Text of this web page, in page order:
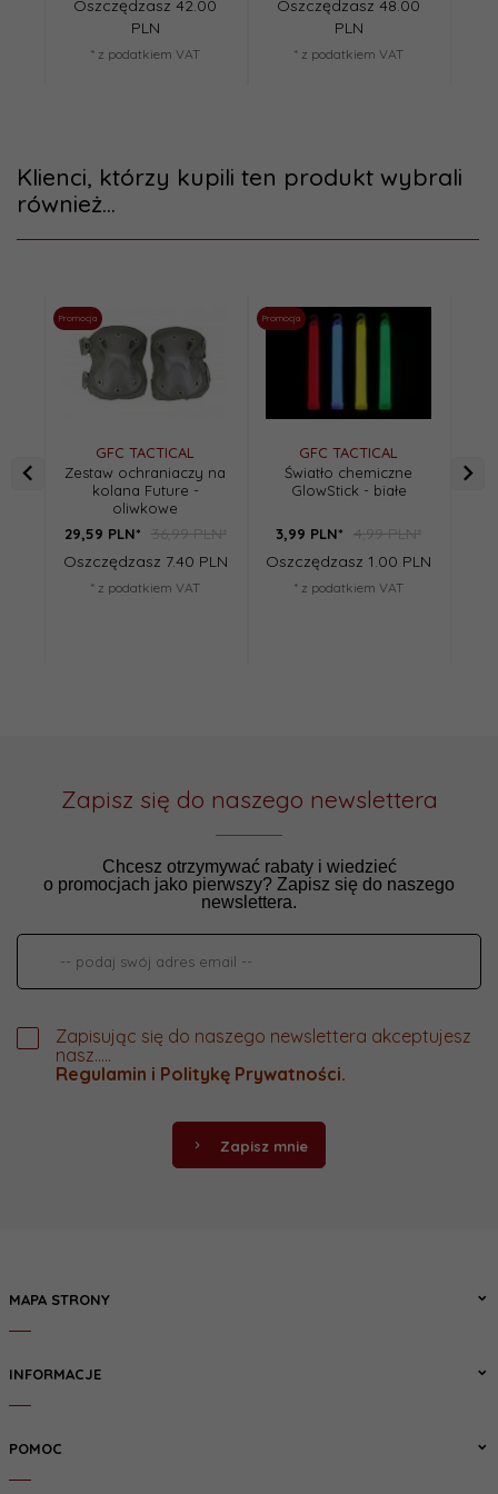
Oszczędzasz 42.00
PLN
* z podatkiem VAT
Oszczędzasz 48.00
PLN
* z podatkiem VAT
Klienci, którzy kupili ten produkt wybrali
również...
Promocja
GFC TACTICAL
Zestaw ochraniaczy na
kolana Future -
oliwkowe
29,59 PLN*
36,99 PLN*
Oszczędzasz 7.40 PLN
* z podatkiem VAT
Promocja
GFC TACTICAL
Światło chemiczne
GlowStick - białe
3,99 PLN*
4,99 PLN*
Oszczędzasz 1.00 PLN
* z podatkiem VAT
Zapisz się do naszego newslettera
Chcesz otrzymywać rabaty i wiedzieć
o promocjach jako pierwszy? Zapisz się do naszego
newslettera.
Zapisując się do naszego newslettera akceptujesz
nasz.....
Regulamin i Politykę Prywatności.
Zapisz mnie
MAPA STRONY
INFORMACJE
POMOC